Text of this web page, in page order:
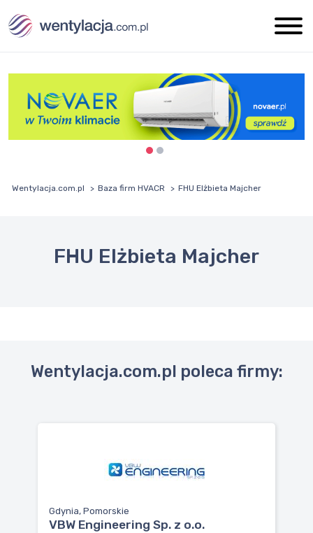
Wentylacja.com.pl Baza firm HVACR FHU Elżbieta Majcher
FHU Elżbieta Majcher
Wentylacja.com.pl poleca firmy:
Gdynia, Pomorskie
VBW Engineering Sp. z o.o.